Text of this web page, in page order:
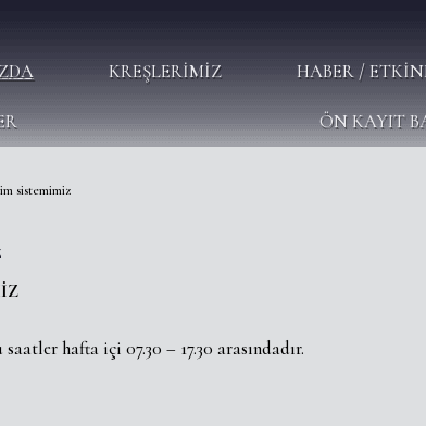
KREŞLERIMIZ HABER /
ÖN KAYIT
sistemimiz
hafta içi 07.30 – 17.30 arasındadır.